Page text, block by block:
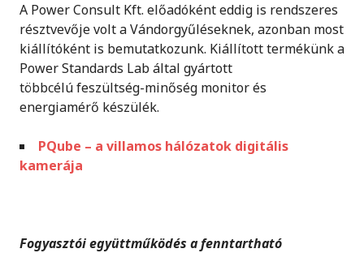
A Power Consult Kft. előadóként eddig is rendszeres
résztvevője volt a Vándorgyűléseknek, azonban most
kiállítóként is bemutatkozunk. Kiállított termékünk a
Power Standards Lab által gyártott
többcélú feszültség-minőség monitor és
energiamérő készülék.
PQube – a villamos hálózatok digitális
kamerája
Fogyasztói együttműködés a fenntartható